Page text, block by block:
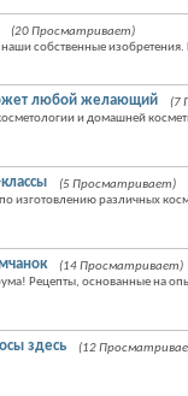
(20 Просматривает)
собственные
любой желающий
(7
и домашней
(5 Просматривает)
изготовлению различных
(14 Просматривает)
Рецепты, основанные на
здесь
(12